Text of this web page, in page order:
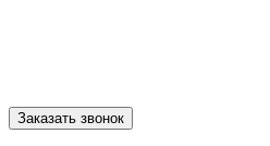
Заказать звонок